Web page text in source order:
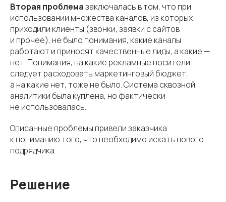
Вторая проблемазаключалась в том, что при
использовании множества каналов, из которых
приходили клиенты (звонки, заявки с сайтов
и прочее), не было понимания, какие каналы
работают и приносят качественные лиды, а какие —
нет. Понимания, на какие рекламные носители
следует расходовать маркетинговый бюджет,
а на какие нет, тоже не было. Система сквозной
аналитики была куплена, но фактически
не использовалась.
Описанные проблемы привели заказчика
к пониманию того, что необходимо искать нового
подрядчика.
Решение